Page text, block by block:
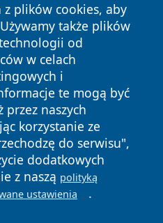
z plików cookies, aby
także plików
od
w celach
i
te mogą być
naszych
korzystanie ze
do serwisu",
dodatkowych
z naszą polityką
ustawienia .
Wszystkie prawa
Polityka
Cookies